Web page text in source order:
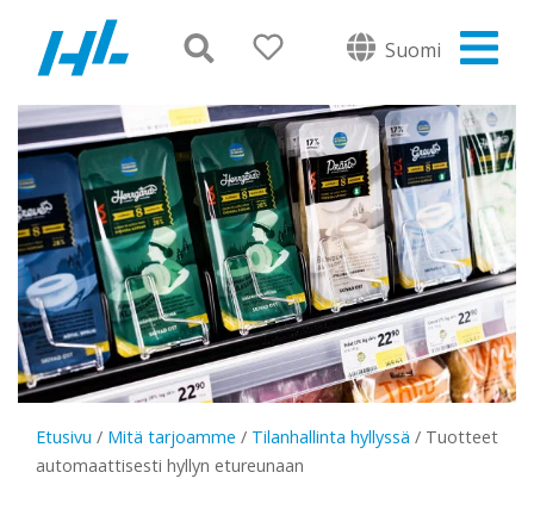
Suomi
Etusivu / Mitä tarjoamme / Tilanhallinta hyllyssä / Tuotteet
automaattisesti hyllyn etureunaan